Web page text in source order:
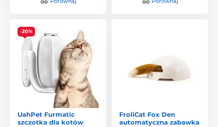
-20%
UahPet Furmatic
szczotka dla kotów
FroliCat Fox Den
automatyczna zabawka